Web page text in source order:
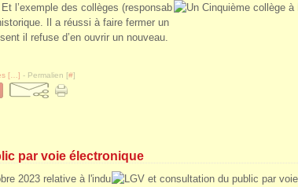
l’exemple des collèges (responsab
Il a réussi à faire fermer un
il refuse d’en ouvrir un nouveau.
[ ] - Permalien [#]
par voie électronique
2023 relative à l'indu